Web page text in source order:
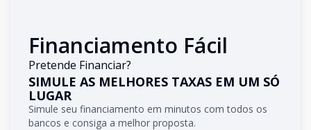
Financiamento Fácil
Pretende Financiar?
SIMULE AS MELHORES TAXAS EM UM SÓ
LUGAR
Simule seu financiamento em minutos com todos os
bancos e consiga a melhor proposta.